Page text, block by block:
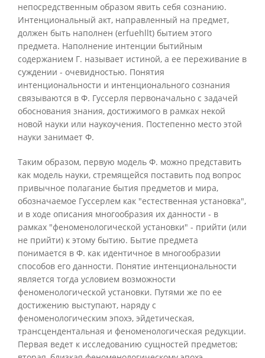
непосредственным образом явить себя сознанию.
Интенциональный акт, направленный на предмет,
должен быть наполнен (erfuehllt) бытием этого
предмета. Наполнение интенции бытийным
содержанием Г. называет истиной, а ее переживание в
суждении - очевидностью. Понятия
интенциональности и интенционального сознания
связываются в Ф. Гуссерля первоначально с задачей
обоснования знания, достижимого в рамках некой
новой науки или наукоучения. Постепенно место этой
науки занимает Ф.
Таким образом, первую модель Ф. можно представить
как модель науки, стремящейся поставить под вопрос
привычное полагание бытия предметов и мира,
обозначаемое Гуссерлем как "естественная установка",
и в ходе описания многообразия их данности - в
рамках "феноменологической установки" - прийти (или
не прийти) к этому бытию. Бытие предмета
понимается в Ф. как идентичное в многообразии
способов его данности. Понятие интенциональности
является тогда условием возможности
феноменологической установки. Путями же по ее
достижению выступают, наряду с
феноменологическим эпохэ, эйдетическая,
трансцендентальная и феноменологическая редукции.
Первая ведет к исследованию сущностей предметов;